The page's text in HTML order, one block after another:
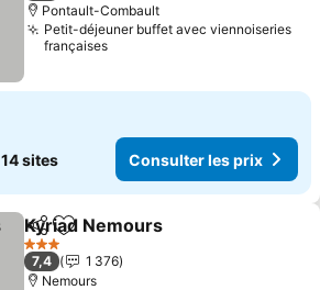
Pontault-Combault
Petit-déjeuner buffet avec viennoiseries
françaises
14 sites Consulter les prix
PartagerAjouter à mes favoris
Kyriad Nemours
3 Étoiles
7,4
1 376
Nemours